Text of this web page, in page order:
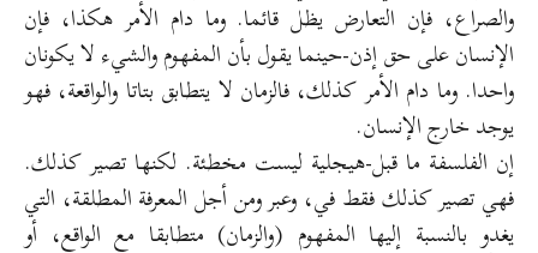
والصراع، فإن التعارض يظل قائما. وما دام الأمر هكذا، فإن
الإنسان على حق إذن-حينما يقول بأن المفهوم والشيء لا يكونان
واحدا. وما دام الأمر كذلك، فالزمان لا يتطابق بتاتا والواقعة، فهو
يوجد خارج الإنسان.
إن الفلسفة ما قبل-هيجلية ليست مخطئة. لكنها تصير كذلك.
فهي تصير كذلك فقط في، وعبر ومن أجل المعرفة المطلقة، التي
يغدو بالنسبة إليها المفهوم (والزمان) متطابقا مع الواقع، أو